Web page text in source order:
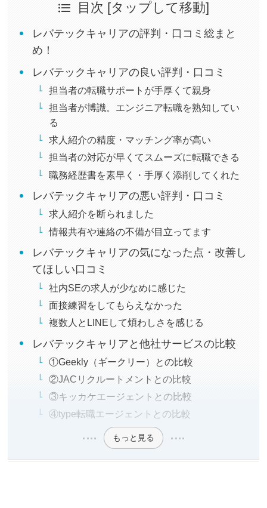
目次 [タップして移動]
レバテックキャリアの評判・口コミ総まと
め！
レバテックキャリアの良い評判・口コミ
担当者の転職サポートが手厚くて親身
担当者が博識。エンジニア転職を熟知してい
る
求人紹介の精度・マッチング率が高い
担当者の対応が早くてスムーズに転職できる
職務経歴書を素早く・手厚く添削してくれた
レバテックキャリアの悪い評判・口コミ
求人紹介を断られました
情報共有や連絡の不備が目立ってます
レバテックキャリアの気になった点・改善し
てほしい口コミ
社内SEの求人が少なめに感じた
面接練習をしてもらえなかった
複数人とLINEして煩わしさを感じる
レバテックキャリアと他社サービスの比較
①Geekly（ギークリー）との比較
②JACリクルートメントとの比較
③キッカケエージェントとの比較
④type転職エージェントとの比較
もっと見る